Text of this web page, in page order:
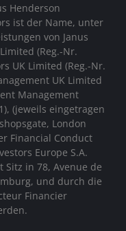
Henderson
ist der Name, unter
von Janus
(Reg.-Nr.
UK Limited (Reg.-Nr.
UK Limited
Management
(jeweils eingetragen
London
Financial Conduct
Europe S.A.
Sitz in 78, Avenue de
und durch die
Financier